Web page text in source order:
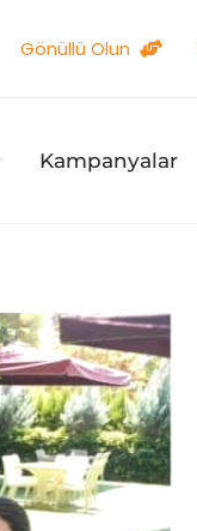
Gönüllü Olun
Kampanyalar